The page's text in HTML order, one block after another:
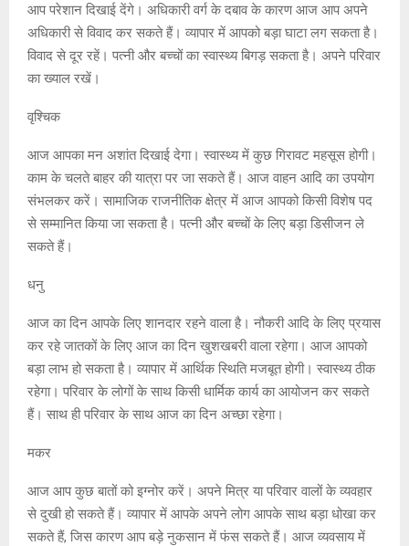
आप परेशान दिखाई देंगे। अधिकारी वर्ग के दबाव के कारण आज आप अपने
अधिकारी से विवाद कर सकते हैं। व्यापार में आपको बड़ा घाटा लग सकता है।
विवाद से दूर रहें। पत्नी और बच्चों का स्वास्थ्य बिगड़ सकता है। अपने परिवार
का ख्याल रखें।
वृश्चिक
आज आपका मन अशांत दिखाई देगा। स्वास्थ्य में कुछ गिरावट महसूस होगी।
काम के चलते बाहर की यात्रा पर जा सकते हैं। आज वाहन आदि का उपयोग
संभलकर करें। सामाजिक राजनीतिक क्षेत्र में आज आपको किसी विशेष पद
से सम्मानित किया जा सकता है। पत्नी और बच्चों के लिए बड़ा डिसीजन ले
सकते हैं।
धनु
आज का दिन आपके लिए शानदार रहने वाला है। नौकरी आदि के लिए प्रयास
कर रहे जातकों के लिए आज का दिन खुशखबरी वाला रहेगा। आज आपको
बड़ा लाभ हो सकता है। व्यापार में आर्थिक स्थिति मजबूत होगी। स्वास्थ्य ठीक
रहेगा। परिवार के लोगों के साथ किसी धार्मिक कार्य का आयोजन कर सकते
हैं। साथ ही परिवार के साथ आज का दिन अच्छा रहेगा।
मकर
आज आप कुछ बातों को इग्नोर करें। अपने मित्र या परिवार वालों के व्यवहार
से दुखी हो सकते हैं। व्यापार में आपके अपने लोग आपके साथ बड़ा धोखा कर
सकते हैं, जिस कारण आप बड़े नुकसान में फंस सकते हैं। आज व्यवसाय में